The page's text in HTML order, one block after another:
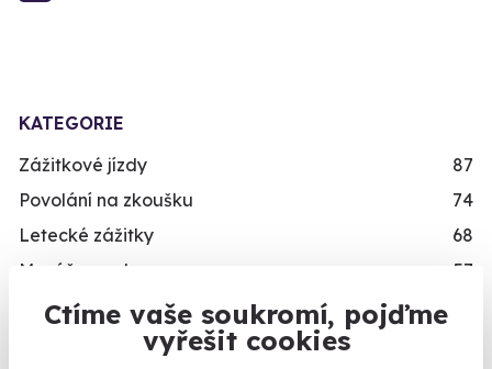
Ctíme vaše soukromí, pojďme
vyřešit cookies
KATEGORIE
Zážitkové jízdy
87
Povolání na zkoušku
74
Letecké zážitky
68
Masáže a relaxace
57
Gurmánské zážitky
Sportovní zážitky